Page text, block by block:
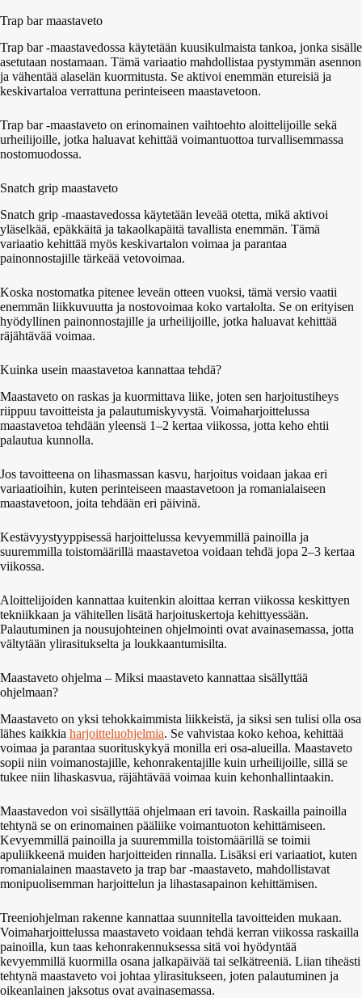
Trap bar maastaveto
Trap bar -maastavedossa käytetään kuusikulmaista tankoa, jonka sisälle
asetutaan nostamaan. Tämä variaatio mahdollistaa pystymmän asennon
ja vähentää alaselän kuormitusta. Se aktivoi enemmän etureisiä ja
keskivartaloa verrattuna perinteiseen maastavetoon.
Trap bar -maastaveto on erinomainen vaihtoehto aloittelijoille sekä
urheilijoille, jotka haluavat kehittää voimantuottoa turvallisemmassa
nostomuodossa.
Snatch grip maastaveto
Snatch grip -maastavedossa käytetään leveää otetta, mikä aktivoi
yläselkää, epäkkäitä ja takaolkapäitä tavallista enemmän. Tämä
variaatio kehittää myös keskivartalon voimaa ja parantaa
painonnostajille tärkeää vetovoimaa.
Koska nostomatka pitenee leveän otteen vuoksi, tämä versio vaatii
enemmän liikkuvuutta ja nostovoimaa koko vartalolta. Se on erityisen
hyödyllinen painonnostajille ja urheilijoille, jotka haluavat kehittää
räjähtävää voimaa.
Kuinka usein maastavetoa kannattaa tehdä?
Maastaveto on raskas ja kuormittava liike, joten sen harjoitustiheys
riippuu tavoitteista ja palautumiskyvystä. Voimaharjoittelussa
maastavetoa tehdään yleensä 1–2 kertaa viikossa, jotta keho ehtii
palautua kunnolla.
Jos tavoitteena on lihasmassan kasvu, harjoitus voidaan jakaa eri
variaatioihin, kuten perinteiseen maastavetoon ja romanialaiseen
maastavetoon, joita tehdään eri päivinä.
Kestävyystyyppisessä harjoittelussa kevyemmillä painoilla ja
suuremmilla toistomäärillä maastavetoa voidaan tehdä jopa 2–3 kertaa
viikossa.
Aloittelijoiden kannattaa kuitenkin aloittaa kerran viikossa keskittyen
tekniikkaan ja vähitellen lisätä harjoituskertoja kehittyessään.
Palautuminen ja nousujohteinen ohjelmointi ovat avainasemassa, jotta
vältytään ylirasitukselta ja loukkaantumisilta.
Maastaveto ohjelma – Miksi maastaveto kannattaa sisällyttää
ohjelmaan?
Maastaveto on yksi tehokkaimmista liikkeistä, ja siksi sen tulisi olla osa
lähes kaikkia harjoitteluohjelmia. Se vahvistaa koko kehoa, kehittää
voimaa ja parantaa suorituskykyä monilla eri osa-alueilla. Maastaveto
sopii niin voimanostajille, kehonrakentajille kuin urheilijoille, sillä se
tukee niin lihaskasvua, räjähtävää voimaa kuin kehonhallintaakin.
Maastavedon voi sisällyttää ohjelmaan eri tavoin. Raskailla painoilla
tehtynä se on erinomainen pääliike voimantuoton kehittämiseen.
Kevyemmillä painoilla ja suuremmilla toistomäärillä se toimii
apuliikkeenä muiden harjoitteiden rinnalla. Lisäksi eri variaatiot, kuten
romanialainen maastaveto ja trap bar -maastaveto, mahdollistavat
monipuolisemman harjoittelun ja lihastasapainon kehittämisen.
Treeniohjelman rakenne kannattaa suunnitella tavoitteiden mukaan.
Voimaharjoittelussa maastaveto voidaan tehdä kerran viikossa raskailla
painoilla, kun taas kehonrakennuksessa sitä voi hyödyntää
kevyemmillä kuormilla osana jalkapäivää tai selkätreeniä. Liian tiheästi
tehtynä maastaveto voi johtaa ylirasitukseen, joten palautuminen ja
oikeanlainen jaksotus ovat avainasemassa.